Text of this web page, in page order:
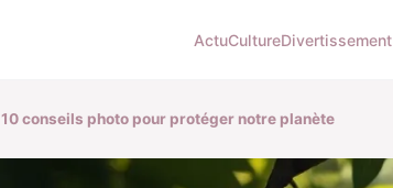
ActuCultureDivertissement
10 conseils photo pour protéger notre planète